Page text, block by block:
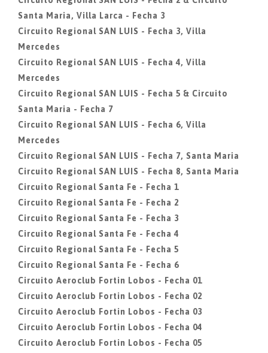
Santa Maria, Villa Larca - Fecha 3
Circuito Regional SAN LUIS - Fecha 3, Villa
Mercedes
Circuito Regional SAN LUIS - Fecha 4, Villa
Mercedes
Circuito Regional SAN LUIS - Fecha 5 & Circuito
Santa Maria - Fecha 7
Circuito Regional SAN LUIS - Fecha 6, Villa
Mercedes
Circuito Regional SAN LUIS - Fecha 7, Santa Maria
Circuito Regional SAN LUIS - Fecha 8, Santa Maria
Circuito Regional Santa Fe - Fecha 1
Circuito Regional Santa Fe - Fecha 2
Circuito Regional Santa Fe - Fecha 3
Circuito Regional Santa Fe - Fecha 4
Circuito Regional Santa Fe - Fecha 5
Circuito Regional Santa Fe - Fecha 6
Circuito Aeroclub Fortin Lobos - Fecha 01
Circuito Aeroclub Fortin Lobos - Fecha 02
Circuito Aeroclub Fortin Lobos - Fecha 03
Circuito Aeroclub Fortin Lobos - Fecha 04
Circuito Aeroclub Fortin Lobos - Fecha 05